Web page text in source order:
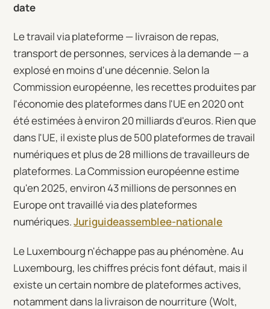
date
Le travail via plateforme — livraison de repas,
transport de personnes, services à la demande — a
explosé en moins d'une décennie. Selon la
Commission européenne, les recettes produites par
l'économie des plateformes dans l'UE en 2020 ont
été estimées à environ 20 milliards d'euros. Rien que
dans l'UE, il existe plus de 500 plateformes de travail
numériques et plus de 28 millions de travailleurs de
plateformes. La Commission européenne estime
qu'en 2025, environ 43 millions de personnes en
Europe ont travaillé via des plateformes
numériques.Juriguideassemblee-nationale
Le Luxembourg n'échappe pas au phénomène. Au
Luxembourg, les chiffres précis font défaut, mais il
existe un certain nombre de plateformes actives,
notamment dans la livraison de nourriture (Wolt,